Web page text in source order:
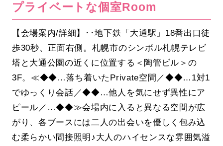
プライベートな個室Room
【会場案内/詳細】･･地下鉄「大通駅」18番出口徒
歩30秒、正面右側。札幌市のシンボル札幌テレビ
塔と大通公園の近くに位置する＜陶管ビル＞の
3F。≪◆◆…落ち着いたPrivate空間／◆◆…1対1
でゆっくり会話／◆◆…他人を気にせず異性にア
ピール／…◆◆≫会場内に入ると異なる空間が広
がり、各ブースには二人の出会いを優しく包み込
む柔らかい間接照明♪大人のハイセンスな雰囲気溢